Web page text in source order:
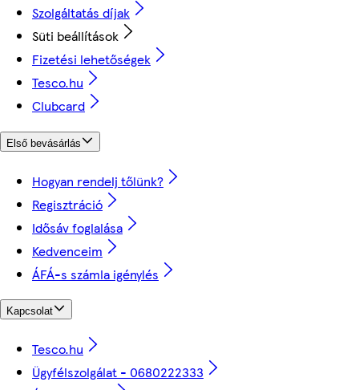
Szolgáltatás díjak
Süti beállítások
Fizetési lehetőségek
Tesco.hu
Clubcard
Első bevásárlás
Hogyan rendelj tőlünk?
Regisztráció
Idősáv foglalása
Kedvenceim
ÁFÁ-s számla igénylés
Kapcsolat
Tesco.hu
Ügyfélszolgálat - 0680222333